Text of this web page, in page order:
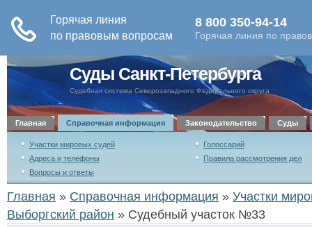
Суды Санкт-Петербурга
Судебная система Северозападного Федерального округа
Главная Справочная информация Законодательство Суды
Участки мировых судей
Голоссарий
Адреса и телефоны
Правила рассмотрения дел
Вопросы и ответы
Главная » Справочная информация » Участки
Выборгский район » Судебный участок №33